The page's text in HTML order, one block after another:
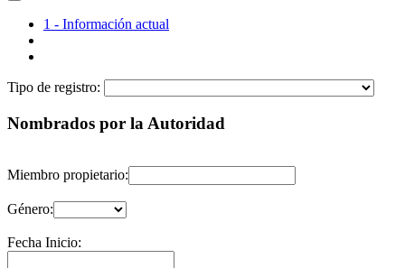
1 - Información actual
Tipo de registro:
Nombrados por la Autoridad
Miembro propietario:
Género:
Fecha Inicio: